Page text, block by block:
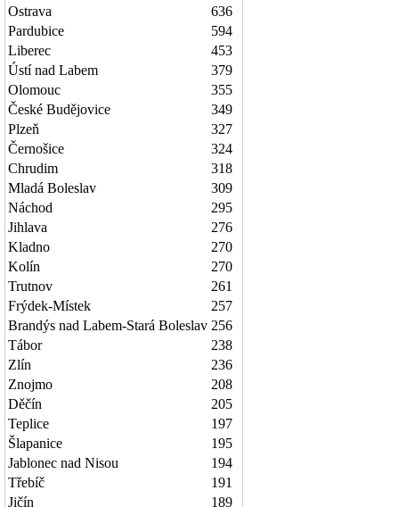
Ostrava
636
Pardubice
594
Liberec
453
Ústí nad Labem
379
Olomouc
355
České Budějovice
349
Plzeň
327
Černošice
324
Chrudim
318
Mladá Boleslav
309
Náchod
295
Jihlava
276
Kladno
270
Kolín
270
Trutnov
261
Frýdek-Místek
257
Brandýs nad Labem-Stará Boleslav 256
Tábor
238
Zlín
236
Znojmo
208
Děčín
205
Teplice
197
Šlapanice
195
Jablonec nad Nisou
194
Třebíč
191
Jičín
189